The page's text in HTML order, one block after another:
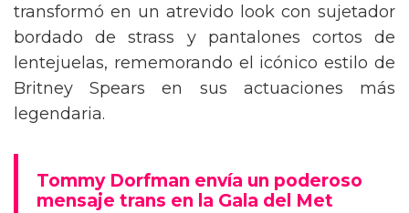
transformó en un atrevido look con sujetador
bordado de strass y pantalones cortos de
lentejuelas, rememorando el icónico estilo de
Britney Spears en sus actuaciones más
legendaria.
Tommy Dorfman envía un poderoso
mensaje trans en la Gala del Met